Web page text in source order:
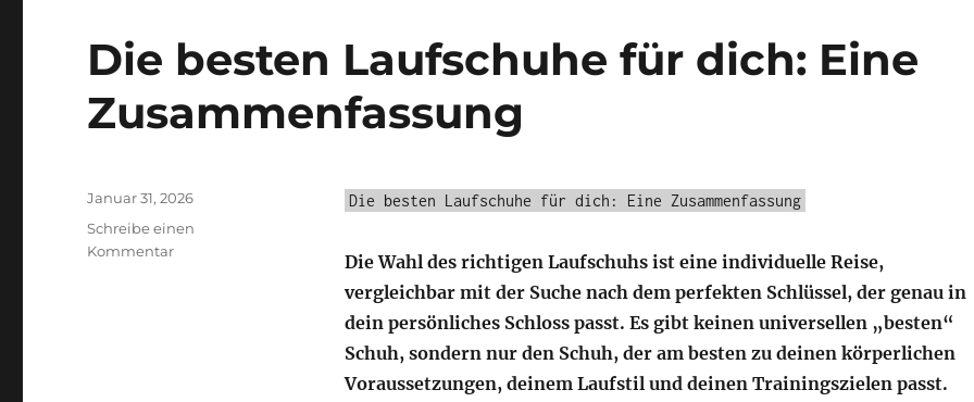
Die besten Laufschuhe für dich: Eine
Zusammenfassung
Die besten Laufschuhe für dich: Eine Zusammenfassung
Die Wahl des richtigen Laufschuhs ist eine individuelle Reise,
vergleichbar mit der Suche nach dem perfekten Schlüssel, der genau in
dein persönliches Schloss passt. Es gibt keinen universellen „besten“
Schuh, sondern nur den Schuh, der am besten zu deinen körperlichen
Voraussetzungen, deinem Laufstil und deinen Trainingszielen passt.
Veröffentlicht
am
Januar 31, 2026
Schreibe einen
Kommentarzu